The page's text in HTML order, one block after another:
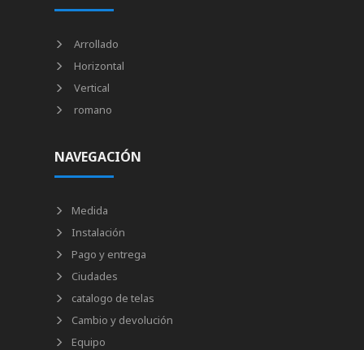
Arrollado
Horizontal
Vertical
romano
NAVEGACIÓN
Medida
Instalación
Pago y entrega
Ciudades
catalogo de telas
Cambio y devolución
Equipo